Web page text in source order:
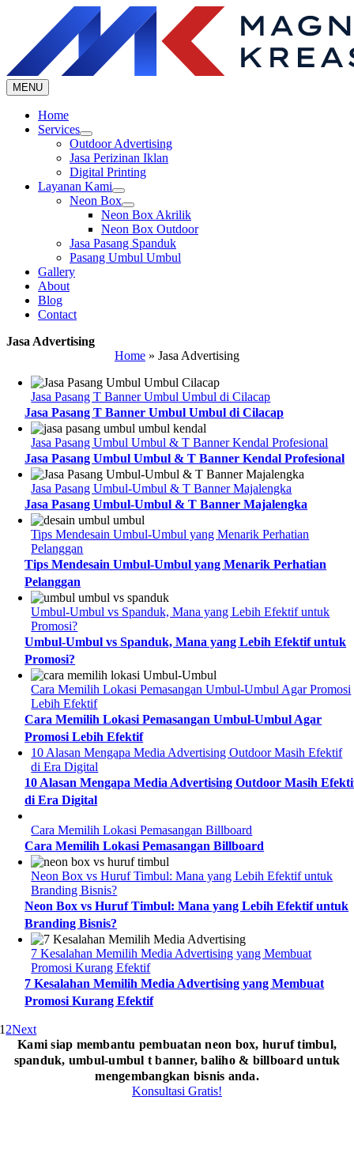
content
MENU
Home
Services
Outdoor Advertising
Jasa Perizinan Iklan
Digital Printing
Layanan Kami
Neon Box
Neon Box Akrilik
Neon Box Outdoor
Jasa Pasang Spanduk
Pasang Umbul Umbul
Gallery
About
Blog
Contact
Jasa Advertising
Home » Jasa Advertising
Jasa Pasang T Banner Umbul Umbul di Cilacap
Jasa Pasang T Banner Umbul Umbul di Cilacap
Jasa Pasang Umbul Umbul & T Banner Kendal Profesional
Jasa Pasang Umbul Umbul & T Banner Kendal Profesional
Jasa Pasang Umbul-Umbul & T Banner Majalengka
Jasa Pasang Umbul-Umbul & T Banner Majalengka
Tips Mendesain Umbul-Umbul yang Menarik Perhatian
Pelanggan
Tips Mendesain Umbul-Umbul yang Menarik Perhatian
Pelanggan
Umbul-Umbul vs Spanduk, Mana yang Lebih Efektif untuk
Promosi?
Umbul-Umbul vs Spanduk, Mana yang Lebih Efektif untuk
Promosi?
Cara Memilih Lokasi Pemasangan Umbul-Umbul Agar Promosi
Lebih Efektif
Cara Memilih Lokasi Pemasangan Umbul-Umbul Agar
Promosi Lebih Efektif
10 Alasan Mengapa Media Advertising Outdoor Masih Efektif
di Era Digital
10 Alasan Mengapa Media Advertising Outdoor Masih
di Era Digital
Cara Memilih Lokasi Pemasangan Billboard
Cara Memilih Lokasi Pemasangan Billboard
Neon Box vs Huruf Timbul: Mana yang Lebih Efektif untuk
Branding Bisnis?
Neon Box vs Huruf Timbul: Mana yang Lebih Efektif untuk
Branding Bisnis?
7 Kesalahan Memilih Media Advertising yang Membuat
Promosi Kurang Efektif
7 Kesalahan Memilih Media Advertising yang Membuat
Promosi Kurang Efektif
1 2Next
Kami siap membantu pembuatan neon box, huruf timbul,
spanduk, umbul-umbul t banner, baliho & billboard untuk
mengembangkan bisnis anda.
Konsultasi Gratis!